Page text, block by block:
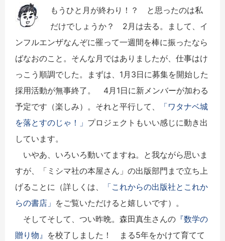
もうひと月が終わり！？ と思ったのは私
だけでしょうか？ 2月は去る。まして、イ
ンフルエンザなんぞに罹って一週間を棒に振ったなら
ばなおのこと。そんな月ではありましたが、仕事はけ
っこう順調でした。まずは、1月3日に募集を開始した
採用活動が無事終了。 4月1日に新メンバーが加わる
予定です（楽しみ）。それと平行して、
「ワタナベ城
を落とすのじゃ！」 プロジェクトもいい感じに動き出
しています。
いやあ、いろいろ動いてますね。と我ながら思いま
すが、「ミシマ社の本屋さん」の出版部門まで立ち上
げることに（詳しくは、
「これからの出版社とこれか
らの書店」 をご覧いただけると嬉しいです）。
そしてそして、つい昨晩。森田真生さんの 『数学の
贈り物』 を校了しました！ まる5年をかけて育てて